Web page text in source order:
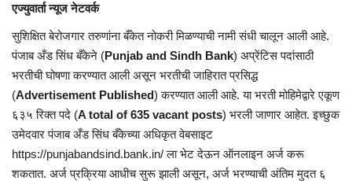
एज्युवार्ता न्यूज नेटवर्क
सुशिक्षित बेरोजगार तरुणांना बँकेत नोकरी मिळण्याची नामी संधी चालून आली आहे.
पंजाब अँड सिंध बँकेने (Punjab and Sindh Bank) अप्रेंटिस पदांसाठी
भरतीची घोषणा करण्यात आली असून भरतीची जाहिरात प्रसिद्ध
(Advertisement Published) करण्यात आली आहे. या भरती मोहिमेद्वारे एकूण
६३५ रिक्त पदे (A total of 635 vacant posts) भरली जाणार आहेत. इच्छुक
उमेदवार पंजाब अँड सिंध बँकेच्या अधिकृत वेबसाइट
https://punjabandsind.bank.in/ ला भेट देऊन ऑनलाइन अर्ज करू
शकतात. अर्ज प्रक्रिया आधीच सुरू झाली असून, अर्ज भरण्याची अंतिम मुदत ६